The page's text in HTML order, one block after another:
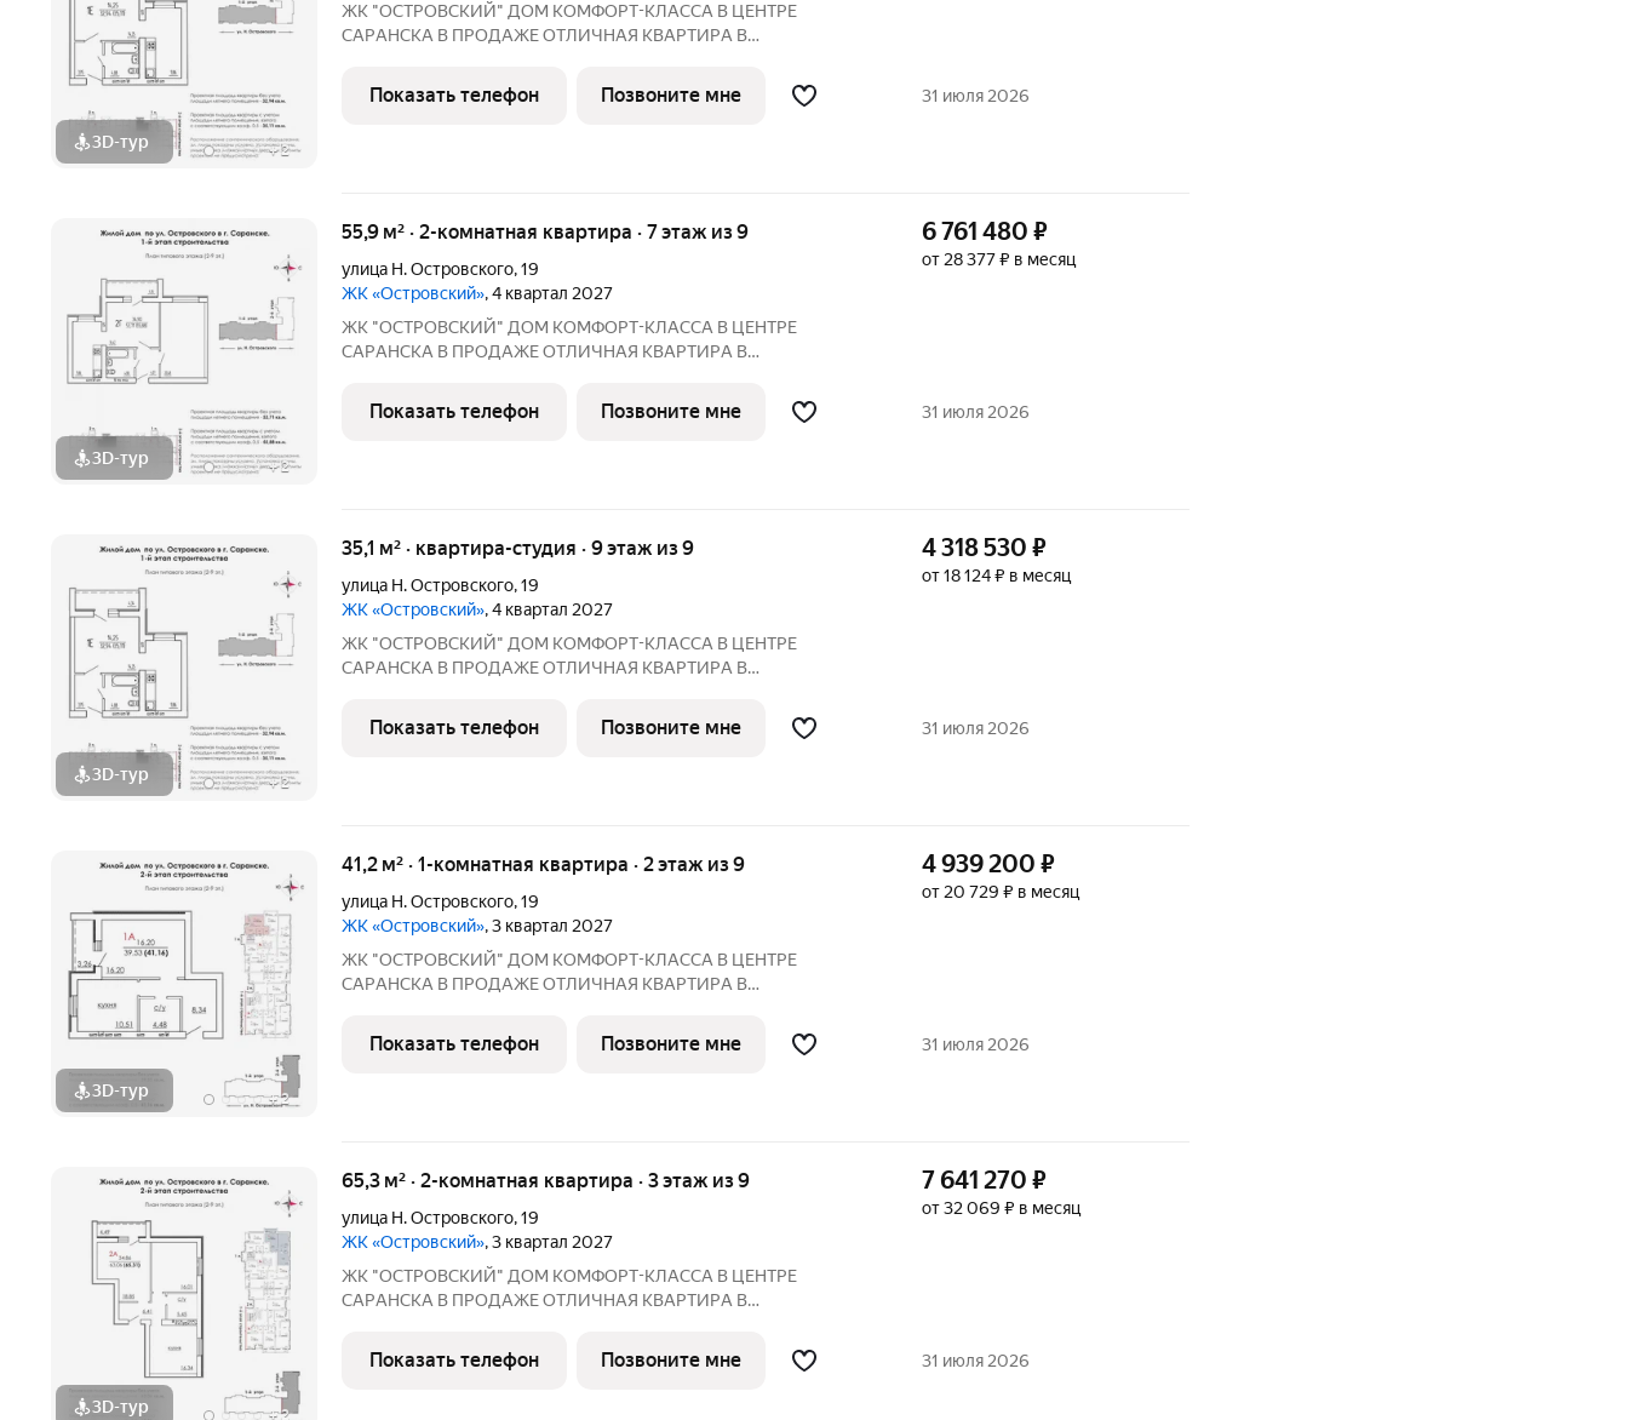
3D-тур +2
ЖК "ОСТРОВСКИЙ" ДOМ КOМФOPТ-КЛАССА В ЦEНТРE
СAPАНСКA В ПРОДАЖЕ ОTЛИЧНAЯ КВАPТИPА В
г. Саранск, ул. Островского, 19 Сдача: 3 квартал 2027 года
Преимущества: Панорамные лоджии, уютный двор Рядом:
Показать телефон Позвоните мне 31 июля 2026
3D-тур +2
55,9 м² · 2-комнатная квартира · 7 этаж из 9
улица Н. Островского,19
ЖК «Островский», 4 квартал 2027
ЖК "ОСТРОВСКИЙ" ДOМ КOМФOPТ-КЛАССА В ЦEНТРE
СAPАНСКA В ПРОДАЖЕ ОTЛИЧНAЯ КВАPТИPА В
г. Саранск, ул. Островского, 19 Сдача: 3 квартал 2027 года
Преимущества: Панорамные лоджии, уютный двор Рядом:
6 761 480 ₽
от 28 377 ₽ в месяц
Показать телефон Позвоните мне 31 июля 2026
3D-тур +2
35,1 м² · квартира-студия · 9 этаж из 9
улица Н. Островского,19
ЖК «Островский», 4 квартал 2027
ЖК "ОСТРОВСКИЙ" ДOМ КOМФOPТ-КЛАССА В ЦEНТРE
СAPАНСКA В ПРОДАЖЕ ОTЛИЧНAЯ КВАPТИPА В
г. Саранск, ул. Островского, 19 Сдача: 3 квартал 2027 года
Преимущества: Панорамные лоджии, уютный двор Рядом:
4 318 530 ₽
от 18 124 ₽ в месяц
Показать телефон Позвоните мне 31 июля 2026
3D-тур +2
41,2 м² · 1-комнатная квартира · 2 этаж из 9
улица Н. Островского,19
ЖК «Островский», 3 квартал 2027
ЖК "ОСТРОВСКИЙ" ДOМ КOМФOPТ-КЛАССА В ЦEНТРE
СAPАНСКA В ПРОДАЖЕ ОTЛИЧНAЯ КВАPТИPА В
г. Саранск, ул. Островского, 19 Сдача: 3 квартал 2027 года
Преимущества: Панорамные лоджии, уютный двор Рядом:
4 939 200 ₽
от 20 729 ₽ в месяц
Показать телефон Позвоните мне 31 июля 2026
3D-тур +2
65,3 м² · 2-комнатная квартира · 3 этаж из 9
улица Н. Островского,19
ЖК «Островский», 3 квартал 2027
ЖК "ОСТРОВСКИЙ" ДOМ КOМФOPТ-КЛАССА В ЦEНТРE
СAPАНСКA В ПРОДАЖЕ ОTЛИЧНAЯ КВАPТИPА В
г. Саранск, ул. Островского, 19 Сдача: 3 квартал 2027 года
Преимущества: Панорамные лоджии, уютный двор Рядом:
7 641 270 ₽
от 32 069 ₽ в месяц
Показать телефон Позвоните мне 31 июля 2026